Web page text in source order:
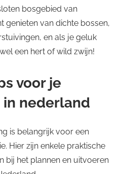
bosgebied van
genieten van dichte bossen,
en als je geluk
een hert of wild zwijn!
voor je
nederland
is belangrijk voor een
Hier zijn enkele praktische
bij het plannen en uitvoeren